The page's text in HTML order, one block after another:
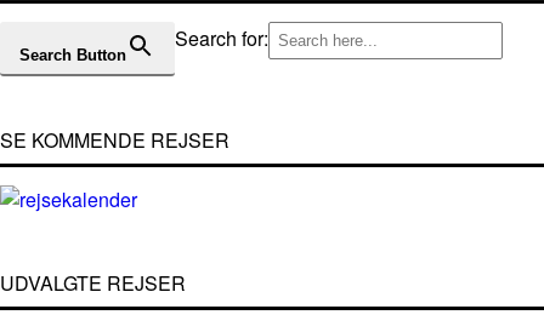
Search for:
Search Button
SE KOMMENDE REJSER
UDVALGTE REJSER